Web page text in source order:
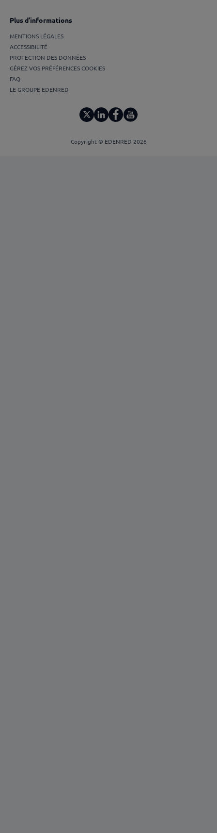
Plus d’informations
MENTIONS LÉGALES
ACCESSIBILITÉ
PROTECTION DES DONNÉES
GÉREZ VOS PRÉFÉRENCES COOKIES
FAQ
LE GROUPE EDENRED
Copyright © EDENRED 2026